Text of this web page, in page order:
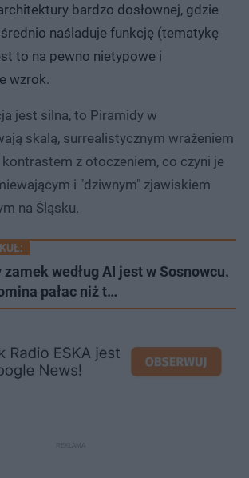
bardzo dosłownej, gdzie
naśladuje funkcję (tematykę
to na pewno nietypowe i
wzrok.
jest silna, to Piramidy w
skalą, surrealistycznym wrażeniem
z otoczeniem, co czyni je
i "dziwnym" zjawiskiem
na Śląsku.
według AI jest w Sosnowcu.
pałac niż t…